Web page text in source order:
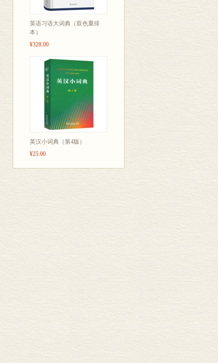
英语习语大词典（双色重排
本）
¥328.00
英汉小词典（第4版）
¥25.00